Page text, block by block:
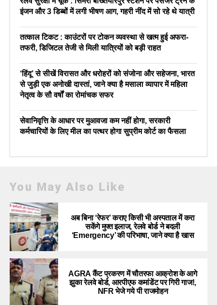
इंजन और 3 डिब्बों में लगी भीषण आग, गहरी नींद में सो रहे थे यात्री
तत्काल टिकट : काउंटरों पर टोकन व्यवस्था से खत्म हुई अफरा-
तफरी, डिजिटल तेजी से मिली यात्रियों को बड़ी राहत
‘हिंदू’ से सीखें विरासत और धरोहरों को संजोना और सहेजना, भारत
से जुड़ी एक अनोखी दास्तां, जाने क्या है मसाला व्यापार में महिला
नेतृत्व के सौ वर्षों का रोमांचक सफर
सेवानिवृत्ति के आधार पर मुआवजा कम नहीं होगा, सरकारी
कर्मचारियों के लिए मील का पत्थर होगा सुप्रीम कोर्ट का फैसला
You May Also Like
अब बिना ‘रेफर’ कराए किसी भी अस्पताल में करा
सकेंगे मुफ्त इलाज, रेलवे बोर्ड ने बदली
‘Emergency’ की परिभाषा, जाने क्या है खास
AGRA कैंट प्रकरण में चौतरफा आक्रोश के आगे
झुका रेलवे बोर्ड, आरपीएफ कमांडेंट पर गिरी गाज!,
NFR भेजे गये पी राजमोहन